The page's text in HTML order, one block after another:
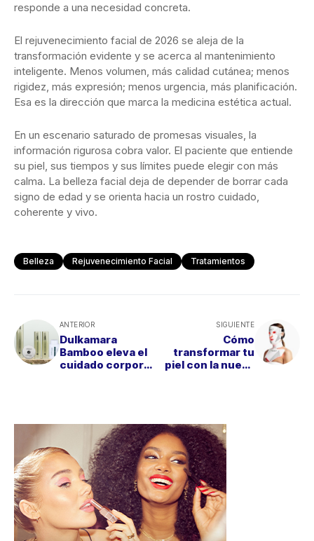
responde a una necesidad concreta.
El rejuvenecimiento facial de 2026 se aleja de la
transformación evidente y se acerca al mantenimiento
inteligente. Menos volumen, más calidad cutánea; menos
rigidez, más expresión; menos urgencia, más planificación.
Esa es la dirección que marca la medicina estética actual.
En un escenario saturado de promesas visuales, la
información rigurosa cobra valor. El paciente que entiende
su piel, sus tiempos y sus límites puede elegir con más
calma. La belleza facial deja de depender de borrar cada
signo de edad y se orienta hacia un rostro cuidado,
coherente y vivo.
Belleza Rejuvenecimiento Facial Tratamientos
ANTERIOR
Dulkamara
Bamboo eleva el
cuidado corporal
SIGUIENTE
Cómo
transformar tu
piel con la nueva